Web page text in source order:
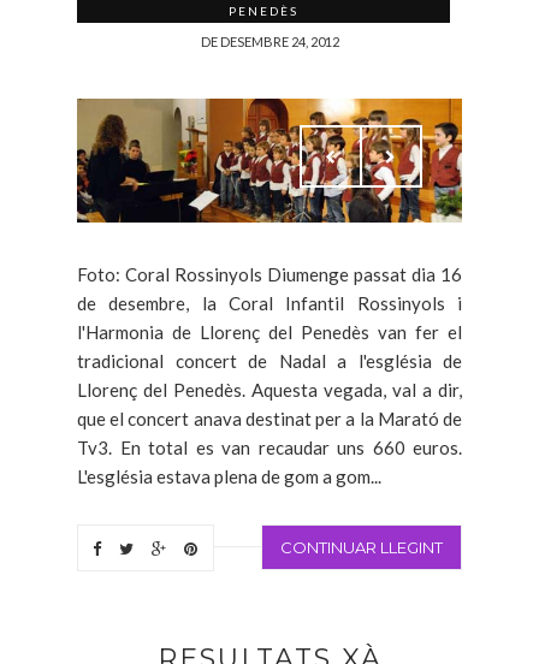
PENEDÈS
DE DESEMBRE 24, 2012
Foto: Coral Rossinyols Diumenge passat dia 16
de desembre, la Coral Infantil Rossinyols i
l'Harmonia de Llorenç del Penedès van fer el
tradicional concert de Nadal a l'església de
Llorenç del Penedès. Aquesta vegada, val a dir,
que el concert anava destinat per a la Marató de
Tv3. En total es van recaudar uns 660 euros.
L'església estava plena de gom a gom...
CONTINUAR LLEGINT